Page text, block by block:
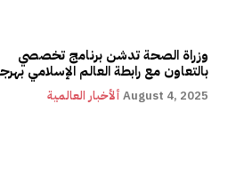
وزراة الصحة تدشن برنامج تخصصي
بالتعاون مع رابطة العالم الإسلامي
ألأخبار العالمية August 4, 2025